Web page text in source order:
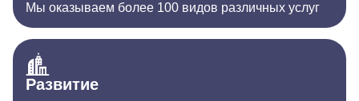
Мы оказываем более 100 видов различных услуг
Развитие